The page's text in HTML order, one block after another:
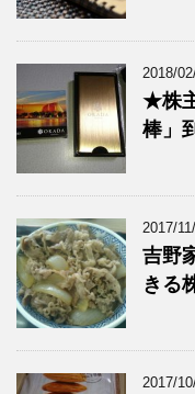
2018/
★株
棒」
2017/
吉野
きる
2017/